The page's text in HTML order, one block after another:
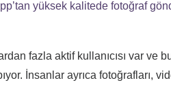
yüksek kalitede fotoğraf
fazla aktif kullanıcısı var
İnsanlar ayrıca fotoğrafları,